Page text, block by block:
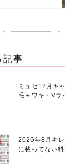
記事
ミュゼ12月キ
毛＋ワキ・Vラ
2026年8月キ
に載ってない料